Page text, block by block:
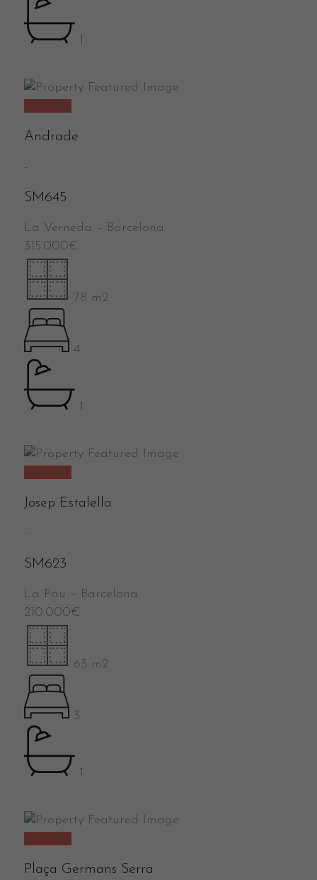
1
Vendido
Andrade
-
SM645
La Verneda – Barcelona
315.000€
78 m2
4
1
Vendido
Josep Estalella
-
SM623
La Pau – Barcelona
210.000€
63 m2
3
1
Vendido
Plaça Germans Serra